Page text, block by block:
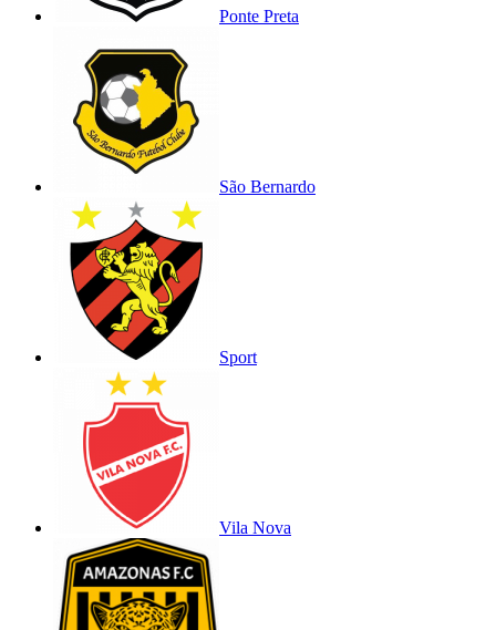
Ponte Preta
São Bernardo
Sport
Vila Nova